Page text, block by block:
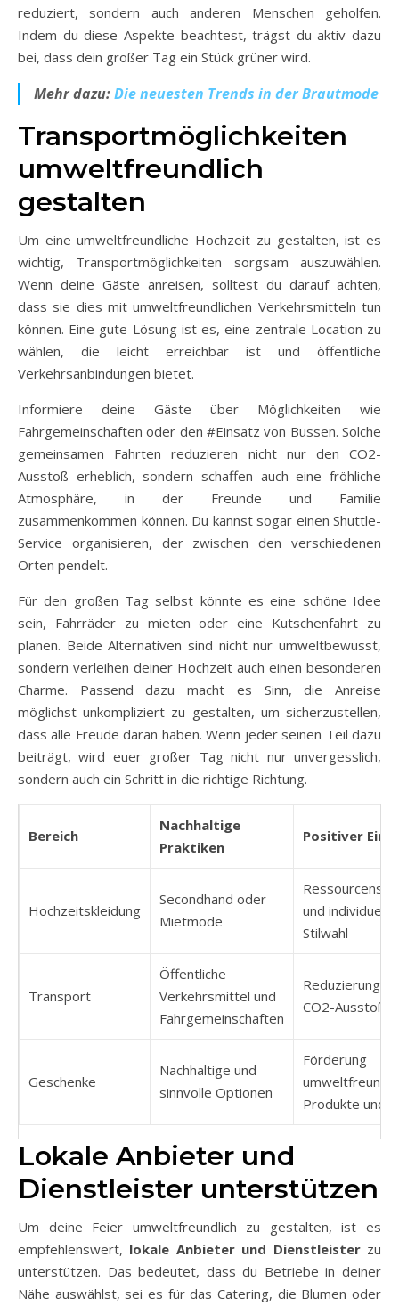
reduziert, sondern auch anderen Menschen geholfen.
Indem du diese Aspekte beachtest, trägst du aktiv dazu
bei, dass dein großer Tag ein Stück grüner wird.
Mehr dazu:Die neuesten Trends in der Brautmode
Transportmöglichkeiten
umweltfreundlich
gestalten
Um eine umweltfreundliche Hochzeit zu gestalten, ist es
wichtig, Transportmöglichkeiten sorgsam auszuwählen.
Wenn deine Gäste anreisen, solltest du darauf achten,
dass sie dies mit umweltfreundlichen Verkehrsmitteln tun
können. Eine gute Lösung ist es, eine zentrale Location zu
wählen, die leicht erreichbar ist und öffentliche
Verkehrsanbindungen bietet.
Informiere deine Gäste über Möglichkeiten wie
Fahrgemeinschaften oder den #Einsatz von Bussen. Solche
gemeinsamen Fahrten reduzieren nicht nur den CO2-
Ausstoß erheblich, sondern schaffen auch eine fröhliche
Atmosphäre, in der Freunde und Familie
zusammenkommen können. Du kannst sogar einen Shuttle-
Service organisieren, der zwischen den verschiedenen
Orten pendelt.
Für den großen Tag selbst könnte es eine schöne Idee
sein, Fahrräder zu mieten oder eine Kutschenfahrt zu
planen. Beide Alternativen sind nicht nur umweltbewusst,
sondern verleihen deiner Hochzeit auch einen besonderen
Charme. Passend dazu macht es Sinn, die Anreise
möglichst unkompliziert zu gestalten, um sicherzustellen,
dass alle Freude daran haben. Wenn jeder seinen Teil dazu
beiträgt, wird euer großer Tag nicht nur unvergesslich,
sondern auch ein Schritt in die richtige Richtung.
Bereich
Nachhaltige
Praktiken
Positiver
Hochzeitskleidung
Secondhand oder
Mietmode
und individuelle
Stilwahl
Transport
Öffentliche
Verkehrsmittel und
Fahrgemeinschaften
Reduzierung
CO2-
Geschenke
Nachhaltige und
sinnvolle Optionen
Förderung
Produkte und
Lokale Anbieter und
Dienstleister unterstützen
Um deine Feier umweltfreundlich zu gestalten, ist es
empfehlenswert, lokale Anbieter und Dienstleisterzu
unterstützen. Das bedeutet, dass du Betriebe in deiner
Nähe auswählst, sei es für das Catering, die Blumen oder